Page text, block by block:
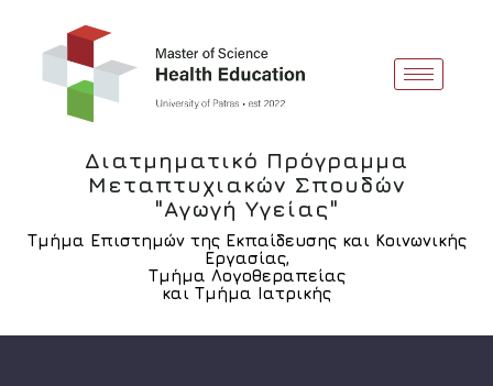
Διατμηματικό Πρόγραμμα
Μεταπτυχιακών Σπουδών
"Αγωγή Υγείας"
Τμήμα Επιστημών της Εκπαίδευσης και Κοινωνικής
Εργασίας,
Τμήμα Λογοθεραπείας
και Τμήμα Ιατρικής